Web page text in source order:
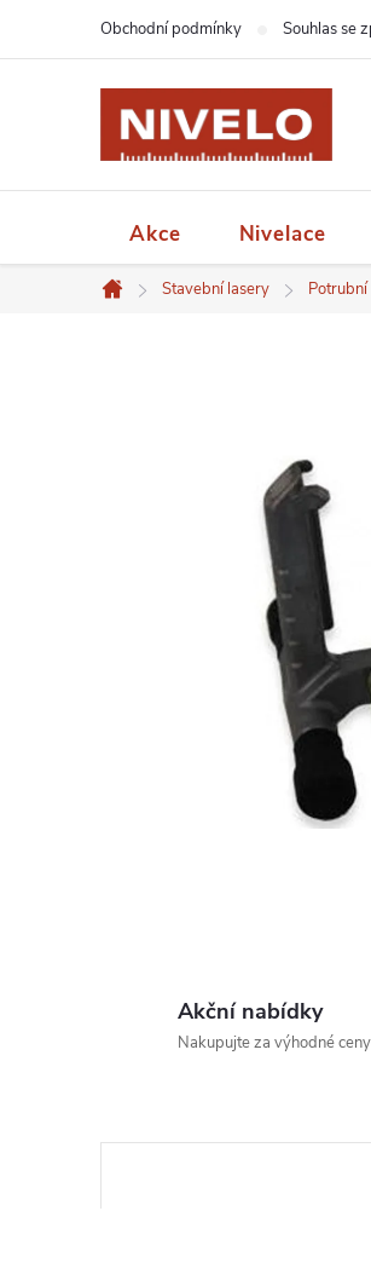
Obchodní podmínky Souhlas se
Akce Nivelace
Domů
Stavební lasery
Akční nabídky
Nakupujte za výhodné ceny